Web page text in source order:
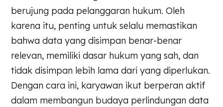
berujung pada pelanggaran hukum. Oleh
karena itu, penting untuk selalu memastikan
bahwa data yang disimpan benar-benar
relevan, memiliki dasar hukum yang sah, dan
tidak disimpan lebih lama dari yang diperlukan.
Dengan cara ini, karyawan ikut berperan aktif
dalam membangun budaya perlindungan data